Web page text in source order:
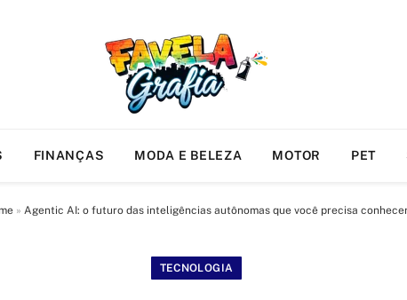
FINANÇAS MODA E BELEZA MOTOR PET
» Agentic AI: o futuro das inteligências autônomas que você precisa
TECNOLOGIA